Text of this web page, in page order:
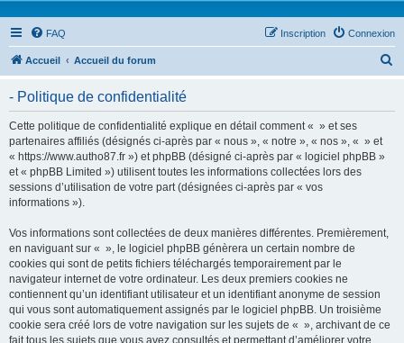
FAQ Connexion
Inscription
Accueil Accueil du forum
- Politique de confidentialité
Cette politique de confidentialité explique en détail comment « » et ses
partenaires affiliés (désignés ci-après par « nous », « notre », « nos », « » et
« https://www.autho87.fr ») et phpBB (désigné ci-après par « logiciel phpBB »
et « phpBB Limited ») utilisent toutes les informations collectées lors des
sessions d’utilisation de votre part (désignées ci-après par « vos
informations »).
Vos informations sont collectées de deux manières différentes. Premièrement,
en naviguant sur « », le logiciel phpBB génèrera un certain nombre de
cookies qui sont de petits fichiers téléchargés temporairement par le
navigateur internet de votre ordinateur. Les deux premiers cookies ne
contiennent qu’un identifiant utilisateur et un identifiant anonyme de session
qui vous sont automatiquement assignés par le logiciel phpBB. Un troisième
cookie sera créé lors de votre navigation sur les sujets de « », archivant de ce
fait tous les sujets que vous avez consultés et permettant d’améliorer votre